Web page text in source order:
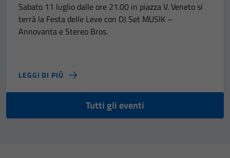
Sabato 11 luglio dalle ore 21.00 in piazza V. Veneto si
terrà la Festa delle Leve con DJ Set MUSIK –
Annovanta e Stereo Bros.
LEGGI DI PIÙ
Tutti gli eventi